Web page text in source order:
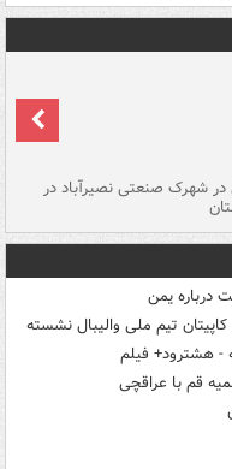
شهرک صنعتی نصیرآباد در
درباره یمن
تیم ملی والیبال نشسته
- هشترود+ فیلم
قم با عراقچی